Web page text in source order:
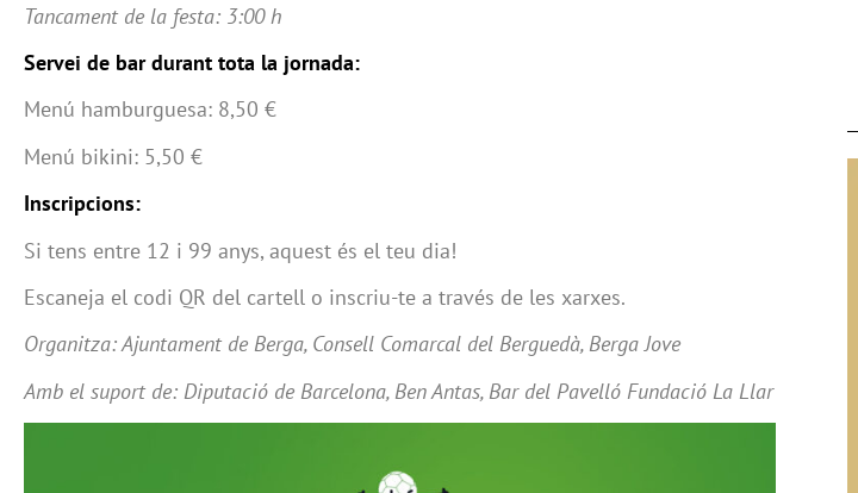
Tancament de la festa: 3:00 h
Servei de bar durant tota la jornada:
Menú hamburguesa: 8,50 €
Menú bikini: 5,50 €
Inscripcions:
Si tens entre 12 i 99 anys, aquest és el teu dia!
Escaneja el codi QR del cartell o inscriu-te a través de les xarxes.
Organitza: Ajuntament de Berga, Consell Comarcal del Berguedà, Berga Jove
Amb el suport de: Diputació de Barcelona, Ben Antas, Bar del Pavelló Fundació La Llar